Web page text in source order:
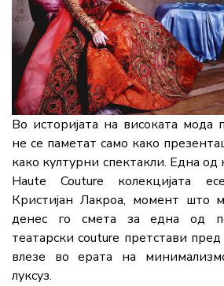
Во историјата на високата мода
не се паметат само како
како културни спектакли. Една
Haute Couture колекцијата
Кристијан Лакроа, момент што
денес го смета за една од
театарски couture претстави
влезе во ерата на
луксуз.